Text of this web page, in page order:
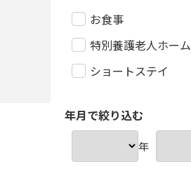
お食事
特別養護老人ホーム
ショートステイ
年月で絞り込む
年